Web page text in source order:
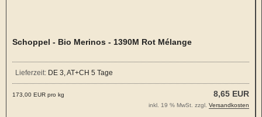
Schoppel - Bio Merinos - 1390M Rot Mélange
Lieferzeit: DE 3, AT+CH 5 Tage
8,65 EUR
173,00 EUR pro kg
inkl. 19 % MwSt. zzgl. Versandkosten